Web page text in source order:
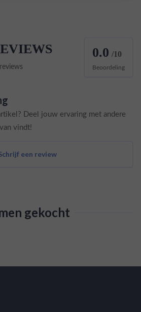
0.0 /10
Beoordeling
Deel jouw ervaring met andere
vindt!
een review
gekocht